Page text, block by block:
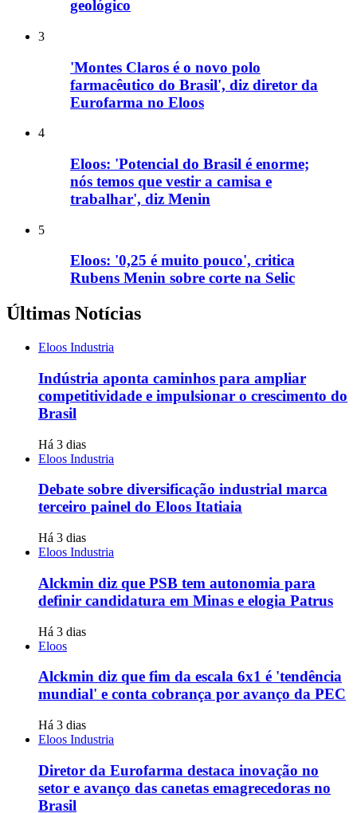
geológico
3
'Montes Claros é o novo polo
farmacêutico do Brasil', diz diretor da
Eurofarma no Eloos
4
Eloos: 'Potencial do Brasil é enorme;
nós temos que vestir a camisa e
trabalhar', diz Menin
5
Eloos: '0,25 é muito pouco', critica
Rubens Menin sobre corte na Selic
Últimas Notícias
Eloos Industria
Indústria aponta caminhos para ampliar
competitividade e impulsionar o crescimento do
Brasil
Há 3 dias
Eloos Industria
Debate sobre diversificação industrial marca
terceiro painel do Eloos Itatiaia
Há 3 dias
Eloos Industria
Alckmin diz que PSB tem autonomia para
definir candidatura em Minas e elogia Patrus
Há 3 dias
Eloos
Alckmin diz que fim da escala 6x1 é 'tendência
mundial' e conta cobrança por avanço da PEC
Há 3 dias
Eloos Industria
Diretor da Eurofarma destaca inovação no
setor e avanço das canetas emagrecedoras no
Brasil